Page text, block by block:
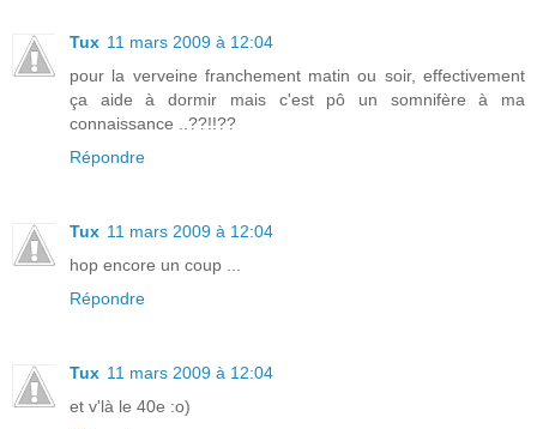
Tux 11 mars 2009 à 12:04
pour la verveine franchement matin ou soir, effectivement
ça aide à dormir mais c'est pô un somnifère à ma
connaissance ..??!!??
Répondre
Tux 11 mars 2009 à 12:04
hop encore un coup ...
Répondre
Tux 11 mars 2009 à 12:04
et v'là le 40e :o)